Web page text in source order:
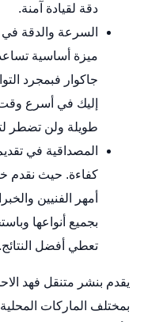
دقة لقيادة آمنة.
السرعة والدقة في
ميزة أساسية
جاكوار فبمجرد
إليك في أسرع
طويلة ولن تضطر
المصداقية في
كفاءة. حيث نقدم
أمهر الفنيين
بجميع أنواعها
تعطي أفضل النتائج.
يقدم بنشر متنقل فهد
بمختلف الماركات